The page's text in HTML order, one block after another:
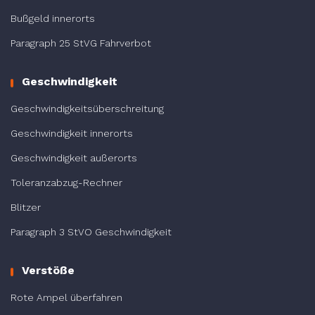
Bußgeld innerorts
Paragraph 25 StVG Fahrverbot
Geschwindigkeit
Geschwindigkeitsüberschreitung
Geschwindigkeit innerorts
Geschwindigkeit außerorts
Toleranzabzug-Rechner
Blitzer
Paragraph 3 StVO Geschwindigkeit
Verstöße
Rote Ampel überfahren